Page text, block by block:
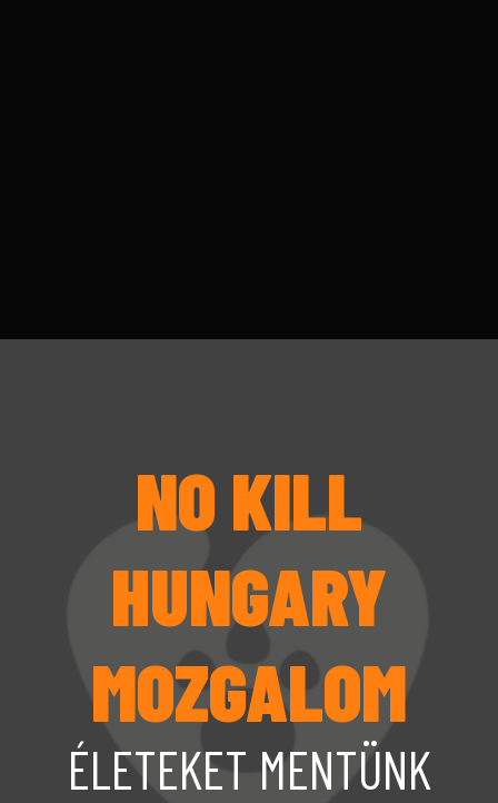
NO KILL
HUNGARY
MOZGALOM
ÉLETEKET MENTÜNK